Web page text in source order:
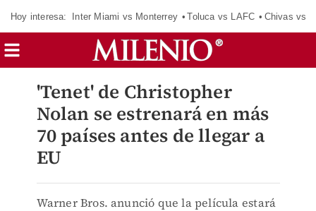
Hoy interesa: Inter Miami vs Monterrey Toluca vs LAFC Chivas vs
'Tenet' de Christopher
Nolan se estrenará en más
70 países antes de llegar a
EU
Warner Bros. anunció que la película estará